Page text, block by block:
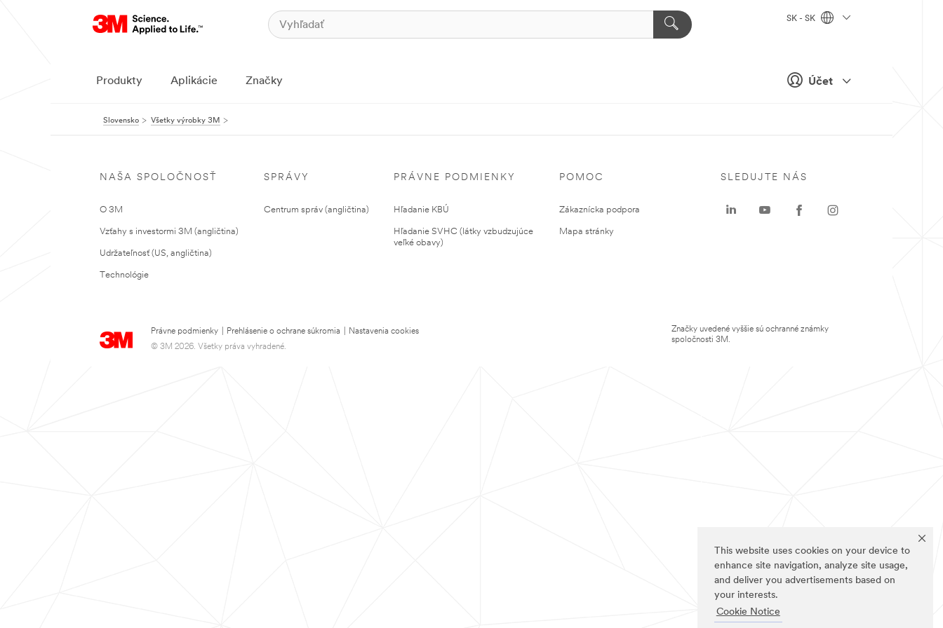
This website uses cookies on your device to
enhance site navigation, analyze site usage,
and deliver you advertisements based on
your interests.
Cookie Notice
Účet
SK - SK
Produkty Aplikácie Značky
Slovensko Všetky výrobky 3M
NAŠA SPOLOČNOSŤ
O 3M
Vzťahy s investormi 3M (angličtina)
Udržateľnosť (US, angličtina)
Technológie
SPRÁVY
Centrum správ (angličtina)
PRÁVNE PODMIENKY
Hľadanie KBÚ
Hľadanie SVHC (látky vzbudzujúce
veľké obavy)
POMOC
Zákaznícka podpora
Mapa stránky
Právne podmienky Prehlásenie o ochrane súkromia
Nastavenia cookies
© 3M 2026. Všetky práva vyhradené.
SLEDUJTE NÁS
Značky uvedené vyššie sú ochranné známky
spoločnosti 3M.